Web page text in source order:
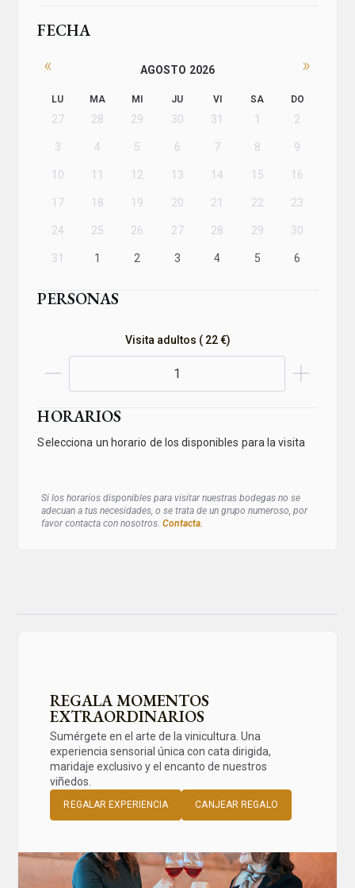
FECHA
« AGOSTO 2026 »
LU MA MI JU VI SA DO
27 28 29 30 31 1 2
3 4 5 6 7 8 9
10 11 12 13 14 15 16
17 18 19 20 21 22 23
24 25 26 27 28 29 30
31 1 2 3 4 5 6
PERSONAS
Visita adultos ( 22 €)
HORARIOS
Selecciona un horario de los disponibles para la visita
Si los horarios disponibles para visitar nuestras bodegas no se
adecuan a tus necesidades, o se trata de un grupo numeroso, por
favor contacta con nosotros.Contacta.
REGALA MOMENTOS
EXTRAORDINARIOS
Sumérgete en el arte de la vinicultura. Una
experiencia sensorial única con cata dirigida,
maridaje exclusivo y el encanto de nuestros
viñedos.
REGALAR EXPERIENCIA CANJEAR REGALO